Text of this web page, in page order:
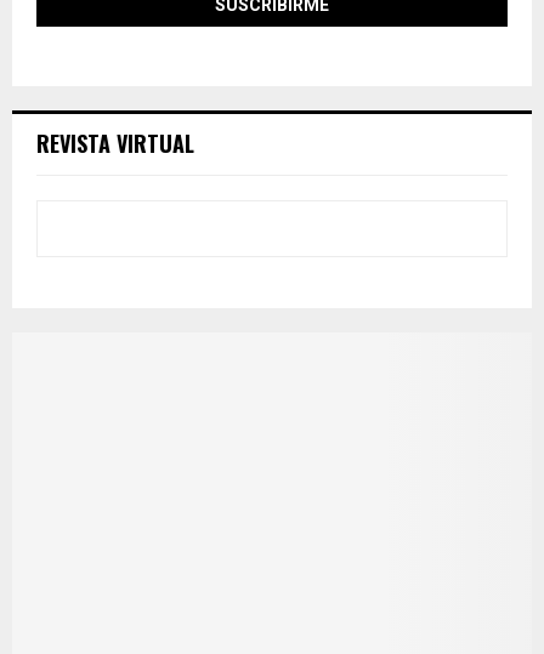
REVISTA VIRTUAL